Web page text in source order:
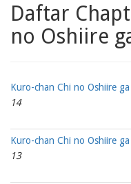
Daftar
no Oshiire
Kuro-chan Chi no Oshiire
14
Kuro-chan Chi no Oshiire
13